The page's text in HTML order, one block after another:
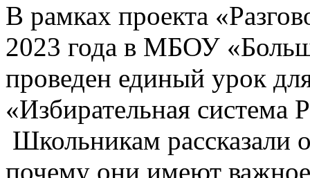
В рамках проекта
2023 года в МБОУ
проведен единый урок
«Избирательная
Школьникам рассказали
почему они имеют важное